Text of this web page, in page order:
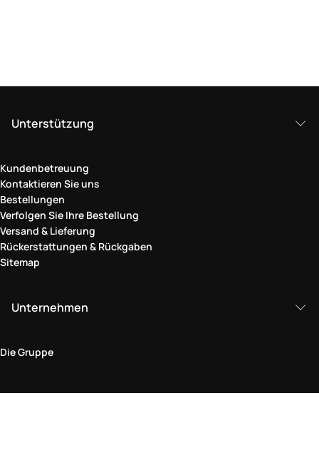
Unterstützung
Kundenbetreuung
Kontaktieren Sie uns
Bestellungen
Verfolgen Sie Ihre Bestellung
Versand & Lieferung
Rückerstattungen & Rückgaben
Sitemap
Unternehmen
Die Gruppe
Rechtlicher Bereich